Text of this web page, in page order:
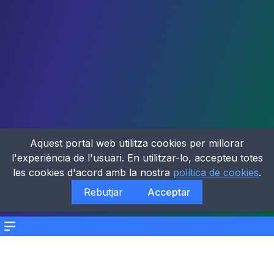
Menu
Aquest portal web utilitza cookies per millorar
l'experiència de l'usuari. En utilitzar-lo, accepteu totes
les cookies d'acord amb la nostra política de cookies.
Rebutjar
Acceptar